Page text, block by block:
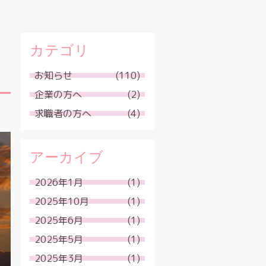
カテゴリ
お知らせ
(110)
企業の方へ
(2)
求職者の方へ
(4)
アーカイブ
2026年1月
(1)
2025年10月
(1)
2025年6月
(1)
2025年5月
(1)
2025年3月
(1)